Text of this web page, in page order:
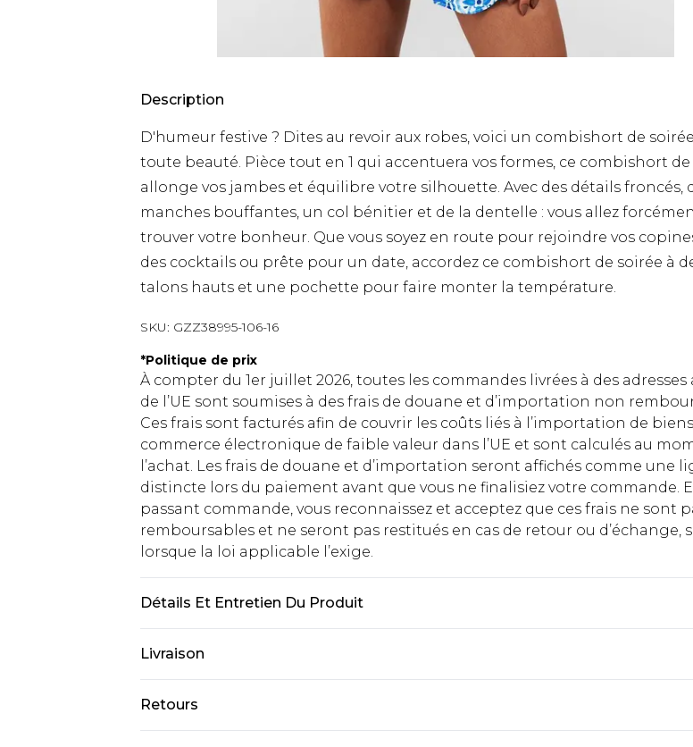
Description
D'humeur festive ? Dites au revoir aux robes, voici un combishort de
toute beauté. Pièce tout en 1 qui accentuera vos formes, ce combishort de
allonge vos jambes et équilibre votre silhouette. Avec des détails froncés,
manches bouffantes, un col bénitier et de la dentelle : vous allez
trouver votre bonheur. Que vous soyez en route pour rejoindre vos
des cocktails ou prête pour un date, accordez ce combishort de soirée à
talons hauts et une pochette pour faire monter la température.
SKU: GZZ38995-106-16
*Politique de prix
À compter du 1er juillet 2026, toutes les commandes livrées à des adresses
de l’UE sont soumises à des frais de douane et d’importation non
Ces frais sont facturés afin de couvrir les coûts liés à l’importation de
commerce électronique de faible valeur dans l’UE et sont calculés au
l’achat. Les frais de douane et d’importation seront affichés comme une
distincte lors du paiement avant que vous ne finalisiez votre commande.
passant commande, vous reconnaissez et acceptez que ces frais ne sont
remboursables et ne seront pas restitués en cas de retour ou d’échange,
lorsque la loi applicable l’exige.
Détails Et Entretien Du Produit
Livraison
Livraison standard France
Retours